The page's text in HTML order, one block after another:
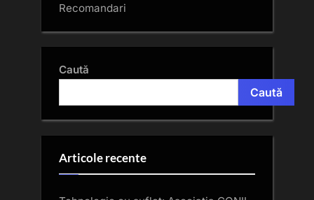
Recomandari
Caută
Caută
Articole recente